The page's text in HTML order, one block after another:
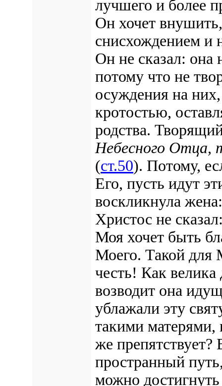
лучшего и более
Он хочет
снисхождением и
Он не сказал:
потому что не
осуждения на
кротостью,
родства.
Небесного Отца,
(ст.50). Потому,
Его, пусть идут
воскликнула
Христос не
Моя хочет быть
Моего. Такой для
честь! Как
возводит она
ублажали эту
такими матерями,
же
пространный
можно